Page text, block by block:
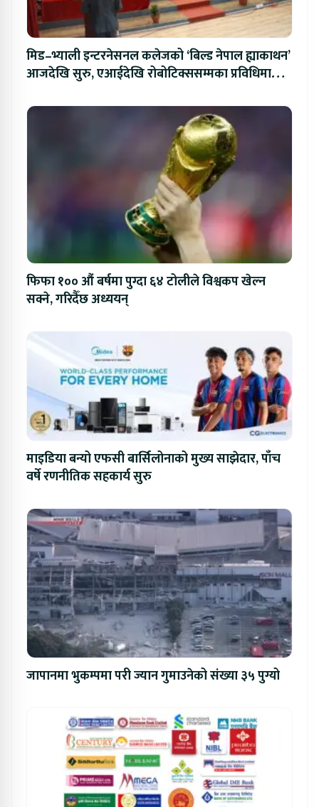
मिड–भ्याली इन्टरनेसनल कलेजको ‘बिल्ड नेपाल ह्याकाथन’
आजदेखि सुरु, एआईदेखि रोबोटिक्ससम्मका प्रविधिमा
फिफा १०० औं बर्षमा पुग्दा ६४ टोलीले विश्वकप खेल्न
सक्ने, गरिदैँछ अध्ययन्
माइडिया बन्यो एफसी बार्सिलोनाको मुख्य साझेदार, पाँच
वर्षे रणनीतिक सहकार्य सुरु
जापानमा भुकम्पमा परी ज्यान गुमाउनेको संख्या ३५ पुग्यो